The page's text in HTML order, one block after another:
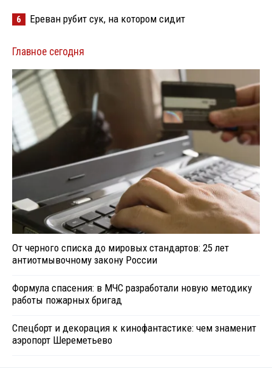
6 Ереван рубит сук, на котором сидит
Главное сегодня
От черного списка до мировых стандартов: 25 лет
антиотмывочному закону России
Формула спасения: в МЧС разработали новую методику
работы пожарных бригад
Спецборт и декорация к кинофантастике: чем знаменит
аэропорт Шереметьево